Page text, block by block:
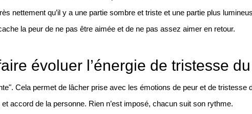
nettement qu’il y a une partie sombre et triste et une partie plus
la peur de ne pas être aimée et de ne pas assez aimer en retour.
évoluer l’énergie de tristesse
Cela permet de lâcher prise avec les émotions de peur et de tristesse
accord de la personne. Rien n’est imposé, chacun suit son rythme.